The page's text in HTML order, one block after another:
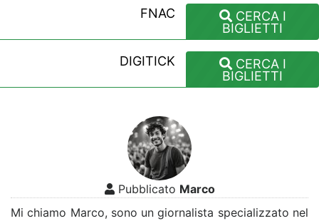
FNAC
CERCA I
BIGLIETTI
DIGITICK
CERCA I
BIGLIETTI
Pubblicato Marco
Mi chiamo Marco, sono un giornalista specializzato nel